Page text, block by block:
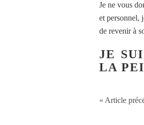
Je ne vous
et personnel,
de revenir à
JE
LA
« Article